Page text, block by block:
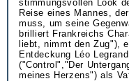
stimmungsvollen Look
Reise eines Mannes,
muss, um seine
brilliert Frankreichs
liebt, nimmt den Zug"),
Entdeckung Léo
("Control","Der
meines Herzens") als